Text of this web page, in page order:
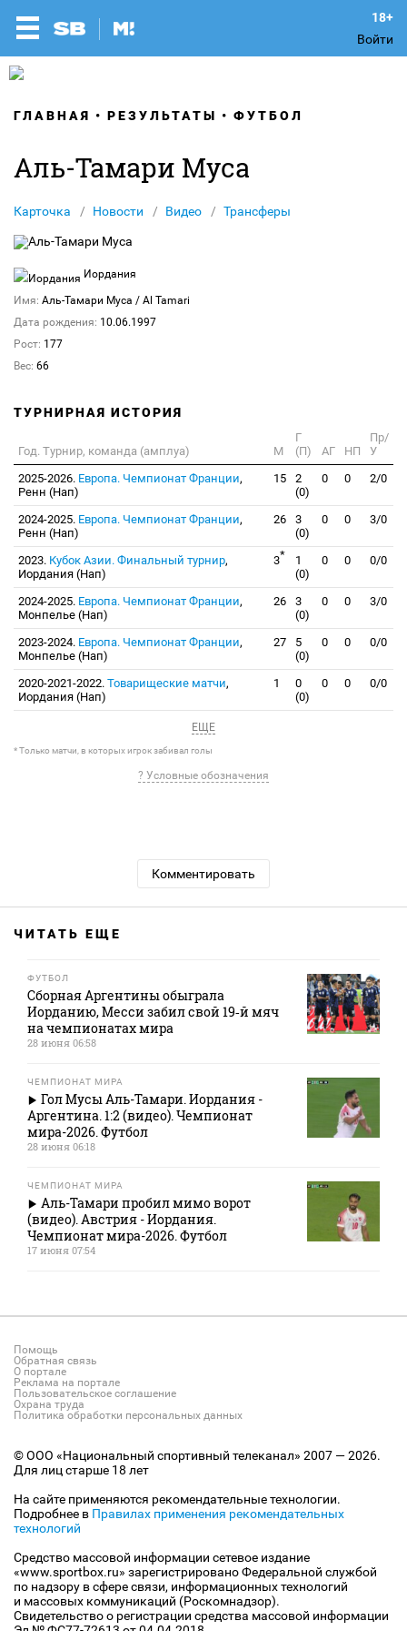
Войти
ГЛАВНАЯ РЕЗУЛЬТАТЫ ФУТБОЛ
Аль-Тамари Муса
Карточка Новости Видео Трансферы
Иордания
Имя: Аль-Тамари Муса / Al Tamari
Дата рождения: 10.06.1997
Рост: 177
Вес: 66
ТУРНИРНАЯ ИСТОРИЯ
Год. Турнир, команда (амплуа) М
Г
(П)
АГ НП
Пр/
У
2025-2026. Европа. Чемпионат Франции,
Ренн (Нап)
15
2
(0)
0 0 2/0
2024-2025. Европа. Чемпионат Франции,
Ренн (Нап)
26
3
(0)
0 0 3/0
2023. Кубок Азии. Финальный турнир,
Иордания (Нап)
3*
1
(0)
0 0 0/0
2024-2025. Европа. Чемпионат Франции,
Монпелье (Нап)
26
3
(0)
0 0 3/0
2023-2024. Европа. Чемпионат Франции,
Монпелье (Нап)
27
5
(0)
0 0 0/0
2020-2021-2022. Товарищеские матчи,
Иордания (Нап)
1
0
(0)
0 0 0/0
ЕЩЕ
* Только матчи, в которых игрок забивал голы
? Условные обозначения
Комментировать
ЧИТАТЬ ЕЩЕ
ФУТБОЛ
Сборная Аргентины обыграла
Иорданию, Месси забил свой 19‑й мяч
на чемпионатах мира
28 июня 06:58
ЧЕМПИОНАТ МИРА
Гол Мусы Аль-Тамари. Иордания -
Аргентина. 1:2 (видео). Чемпионат
мира-2026. Футбол
28 июня 06:18
ЧЕМПИОНАТ МИРА
Аль-Тамари пробил мимо ворот
(видео). Австрия - Иордания.
Чемпионат мира-2026. Футбол
17 июня 07:54
Помощь
Обратная связь
О портале
Реклама на портале
Пользовательское соглашение
Охрана труда
Политика обработки персональных данных
© ООО «Национальный спортивный телеканал» 2007 — 2026.
Для лиц старше 18 лет
На сайте применяются рекомендательные технологии.
Подробнее в Правилах применения рекомендательных
технологий
Средство массовой информации сетевое издание
«www.sportbox.ru» зарегистрировано Федеральной службой
по надзору в сфере связи, информационных технологий
и массовых коммуникаций (Роскомнадзор).
Свидетельство о регистрации средства массовой информации